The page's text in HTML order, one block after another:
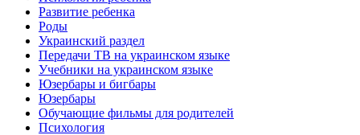
Развитие ребенка
Роды
Украинский раздел
Передачи ТВ на украинском языке
Учебники на украинском языке
Юзербары и бигбары
Юзербары
Обучающие фильмы для родителей
Психология